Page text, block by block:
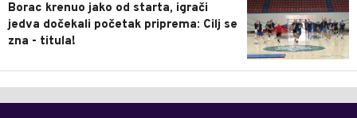
Borac krenuo jako od starta, igrači
jedva dočekali početak priprema: Cilj se
zna - titula!